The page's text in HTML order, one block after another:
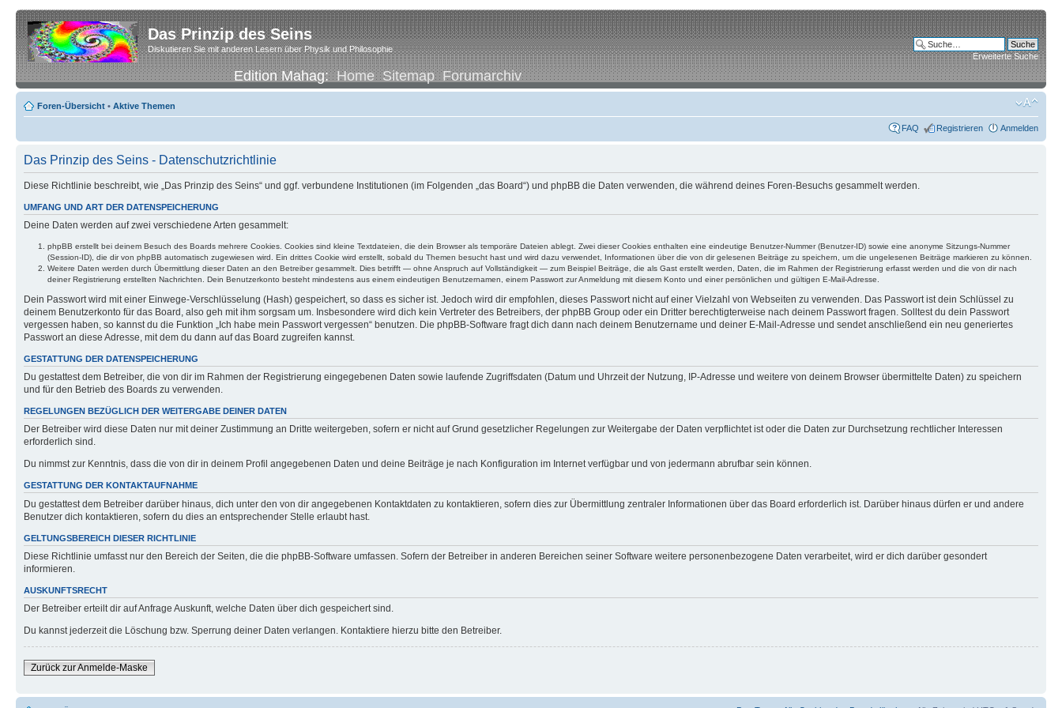
Das Prinzip des Seins
Diskutieren Sie mit anderen Lesern über Physik und Philosophie
Edition Mahag:Home Sitemap Forumarchiv
Erweiterte Suche
Foren-Übersicht • Aktive Themen
FAQ Registrieren Anmelden
Das Prinzip des Seins - Datenschutzrichtlinie
Diese Richtlinie beschreibt, wie „Das Prinzip des Seins“ und ggf. verbundene Institutionen (im Folgenden „das Board“) und phpBB die Daten verwenden, die während deines Foren-Besuchs gesammelt werden.
UMFANG UND ART DER DATENSPEICHERUNG
Deine Daten werden auf zwei verschiedene Arten gesammelt:
phpBB erstellt bei deinem Besuch des Boards mehrere Cookies. Cookies sind kleine Textdateien, die dein Browser als temporäre Dateien ablegt. Zwei dieser Cookies enthalten eine eindeutige Benutzer-Nummer (Benutzer-ID) sowie eine anonyme Sitzungs-Nummer
(Session-ID), die dir von phpBB automatisch zugewiesen wird. Ein drittes Cookie wird erstellt, sobald du Themen besucht hast und wird dazu verwendet, Informationen über die von dir gelesenen Beiträge zu speichern, um die ungelesenen Beiträge markieren zu können.
Weitere Daten werden durch Übermittlung dieser Daten an den Betreiber gesammelt. Dies betrifft — ohne Anspruch auf Vollständigkeit — zum Beispiel Beiträge, die als Gast erstellt werden, Daten, die im Rahmen der Registrierung erfasst werden und die von dir nach
deiner Registrierung erstellten Nachrichten. Dein Benutzerkonto besteht mindestens aus einem eindeutigen Benutzernamen, einem Passwort zur Anmeldung mit diesem Konto und einer persönlichen und gültigen E-Mail-Adresse.
Dein Passwort wird mit einer Einwege-Verschlüsselung (Hash) gespeichert, so dass es sicher ist. Jedoch wird dir empfohlen, dieses Passwort nicht auf einer Vielzahl von Webseiten zu verwenden. Das Passwort ist dein Schlüssel zu
deinem Benutzerkonto für das Board, also geh mit ihm sorgsam um. Insbesondere wird dich kein Vertreter des Betreibers, der phpBB Group oder ein Dritter berechtigterweise nach deinem Passwort fragen. Solltest du dein Passwort
vergessen haben, so kannst du die Funktion „Ich habe mein Passwort vergessen“ benutzen. Die phpBB-Software fragt dich dann nach deinem Benutzername und deiner E-Mail-Adresse und sendet anschließend ein neu generiertes
Passwort an diese Adresse, mit dem du dann auf das Board zugreifen kannst.
GESTATTUNG DER DATENSPEICHERUNG
Du gestattest dem Betreiber, die von dir im Rahmen der Registrierung eingegebenen Daten sowie laufende Zugriffsdaten (Datum und Uhrzeit der Nutzung, IP-Adresse und weitere von deinem Browser übermittelte Daten) zu speichern
und für den Betrieb des Boards zu verwenden.
REGELUNGEN BEZÜGLICH DER WEITERGABE DEINER DATEN
Der Betreiber wird diese Daten nur mit deiner Zustimmung an Dritte weitergeben, sofern er nicht auf Grund gesetzlicher Regelungen zur Weitergabe der Daten verpflichtet ist oder die Daten zur Durchsetzung rechtlicher Interessen
erforderlich sind.
Du nimmst zur Kenntnis, dass die von dir in deinem Profil angegebenen Daten und deine Beiträge je nach Konfiguration im Internet verfügbar und von jedermann abrufbar sein können.
GESTATTUNG DER KONTAKTAUFNAHME
Du gestattest dem Betreiber darüber hinaus, dich unter den von dir angegebenen Kontaktdaten zu kontaktieren, sofern dies zur Übermittlung zentraler Informationen über das Board erforderlich ist. Darüber hinaus dürfen er und andere
Benutzer dich kontaktieren, sofern du dies an entsprechender Stelle erlaubt hast.
GELTUNGSBEREICH DIESER RICHTLINIE
Diese Richtlinie umfasst nur den Bereich der Seiten, die die phpBB-Software umfassen. Sofern der Betreiber in anderen Bereichen seiner Software weitere personenbezogene Daten verarbeitet, wird er dich darüber gesondert
informieren.
AUSKUNFTSRECHT
Der Betreiber erteilt dir auf Anfrage Auskunft, welche Daten über dich gespeichert sind.
Du kannst jederzeit die Löschung bzw. Sperrung deiner Daten verlangen. Kontaktiere hierzu bitte den Betreiber.
Zurück zur Anmelde-Maske